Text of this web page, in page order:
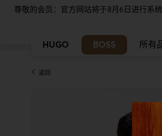
尊敬的会员：官方网站将于8月6日进行系
HUGO BOSS 所有
返回